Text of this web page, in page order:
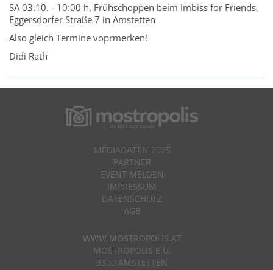
SA 03.10. - 10:00 h, Frühschoppen beim Imbiss for Friends,
Eggersdorfer Straße 7 in Amstetten
Also gleich Termine voprmerken!
Didi Rath
MEDIADATEN 2025
PARTNER
EVENT MELDEN
IMPRESSUM
DATENSCHUTZ
AGB
WWW.MOSTROPOLIS.AT
MOSTROPOLIS E.U.
3300 AMSTETTEN